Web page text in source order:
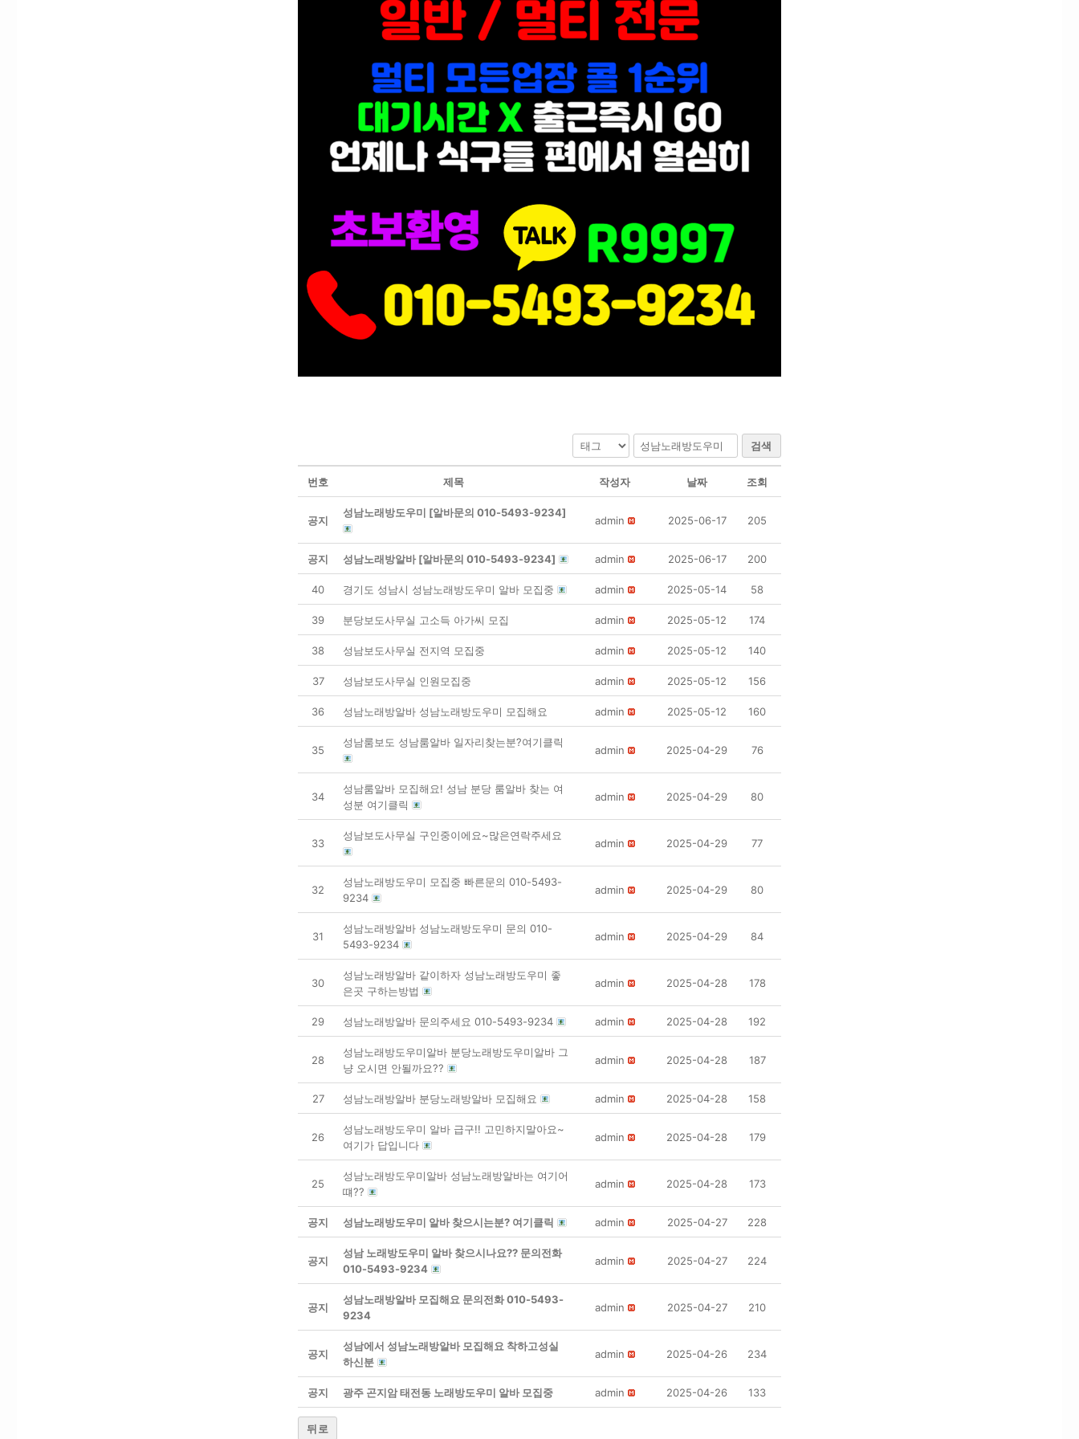
검색
번호 제목 작성자 날짜 조회
공지
성남노래방도우미 [알바문의 010-5493-9234]
admin 2025-06-17 205
공지 성남노래방알바 [알바문의 010-5493-9234] admin 2025-06-17 200
40 경기도 성남시 성남노래방도우미 알바 모집중 admin 2025-05-14 58
39 분당보도사무실 고소득 아가씨 모집 admin 2025-05-12 174
38 성남보도사무실 전지역 모집중 admin 2025-05-12 140
37 성남보도사무실 인원모집중 admin 2025-05-12 156
36 성남노래방알바 성남노래방도우미 모집해요 admin 2025-05-12 160
35
성남룸보도 성남룸알바 일자리찾는분?여기클릭
admin 2025-04-29 76
34
성남룸알바 모집해요! 성남 분당 룸알바 찾는 여
성분 여기클릭
admin 2025-04-29 80
33
성남보도사무실 구인중이에요~많은연락주세요
admin 2025-04-29 77
32
성남노래방도우미 모집중 빠른문의 010-5493-
9234
admin 2025-04-29 80
31
성남노래방알바 성남노래방도우미 문의 010-
5493-9234
admin 2025-04-29 84
30
성남노래방알바 같이하자 성남노래방도우미 좋
은곳 구하는방법
admin 2025-04-28 178
29 성남노래방알바 문의주세요 010-5493-9234 admin 2025-04-28 192
28
성남노래방도우미알바 분당노래방도우미알바 그
냥 오시면 안될까요??
admin 2025-04-28 187
27 성남노래방알바 분당노래방알바 모집해요 admin 2025-04-28 158
26
성남노래방도우미 알바 급구!! 고민하지말아요~
여기가 답입니다
admin 2025-04-28 179
25
성남노래방도우미알바 성남노래방알바는 여기어
떄??
admin 2025-04-28 173
공지 성남노래방도우미 알바 찾으시는분? 여기클릭 admin 2025-04-27 228
공지
성남 노래방도우미 알바 찾으시나요?? 문의전화
010-5493-9234
admin 2025-04-27 224
공지
성남노래방알바 모집해요 문의전화 010-5493-
9234
admin 2025-04-27 210
공지
성남에서 성남노래방알바 모집해요 착하고성실
하신분
admin 2025-04-26 234
공지 광주 곤지암 태전동 노래방도우미 알바 모집중 admin 2025-04-26 133
뒤로